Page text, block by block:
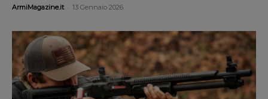
ArmiMagazine.it 13 Gennaio 2026